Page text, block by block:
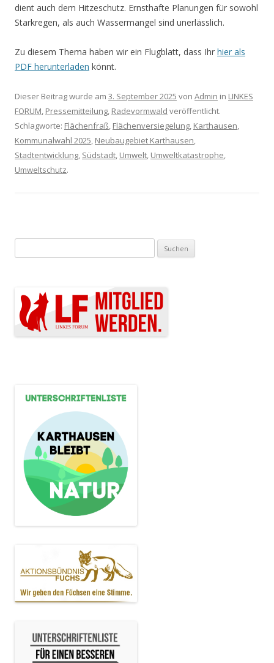
dient auch dem Hitzeschutz. Ernsthafte Planungen für sowohl
Starkregen, als auch Wassermangel sind unerlässlich.
Zu diesem Thema haben wir ein Flugblatt, dass Ihr hier als
PDF herunterladen könnt.
Dieser Beitrag wurde am 3. September 2025 von Admin in LINKES
FORUM, Pressemitteilung, Radevormwald veröffentlicht.
Schlagworte: Flächenfraß, Flächenversiegelung, Karthausen,
Kommunalwahl 2025, Neubaugebiet Karthausen,
Stadtentwicklung, Südstadt, Umwelt, Umweltkatastrophe,
Umweltschutz.